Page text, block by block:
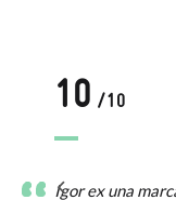
10 /10
Igor ex una